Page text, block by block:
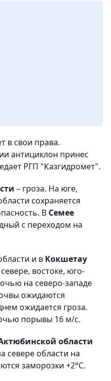
в свои права.
антициклон принес
РГП "Казгидромет".
– гроза. На юге,
сохраняется
В Семее
с переходом на
и в Кокшетау
востоке, юго-
на северо-западе
ожидаются
ожидается гроза.
порывы 16 м/с.
области
севере области на
заморозки +2°С.